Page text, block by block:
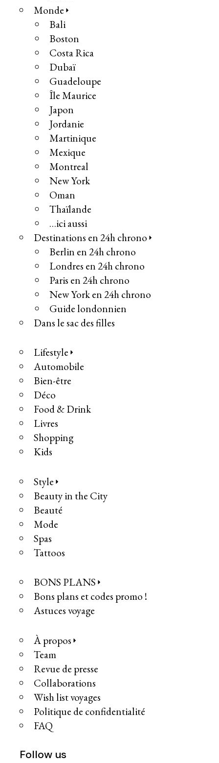
Monde
Bali
Boston
Costa Rica
Dubaï
Guadeloupe
Île Maurice
Japon
Jordanie
Martinique
Mexique
Montreal
New York
Oman
Thaïlande
…ici aussi
Destinations en 24h chrono
Berlin en 24h chrono
Londres en 24h chrono
Paris en 24h chrono
New York en 24h chrono
Guide londonnien
Dans le sac des filles
Lifestyle
Automobile
Bien-être
Déco
Food & Drink
Livres
Shopping
Kids
Style
Beauty in the City
Beauté
Mode
Spas
Tattoos
BONS PLANS
Bons plans et codes promo !
Astuces voyage
À propos
Team
Revue de presse
Collaborations
Wish list voyages
Politique de confidentialité
FAQ
Follow us